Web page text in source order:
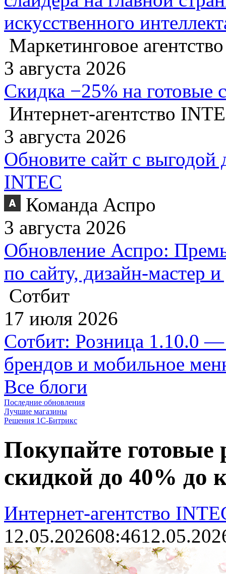
искусственного
Маркетинговое
3 августа 2026
Скидка −25% на готовые
Интернет-агентство
3 августа 2026
Обновите сайт с выгодой
INTEC
Команда Аспро
3 августа 2026
Обновление Аспро:
по сайту, дизайн-мастер
Сотбит
17 июля 2026
Сотбит: Розница 1.10.0 —
брендов и мобильное
Все блоги
Последние обновления
Лучшие магазины
Решения 1С-Битрикс
Покупайте
скидкой до 40% до
Интернет-агентство
12.05.202608:46